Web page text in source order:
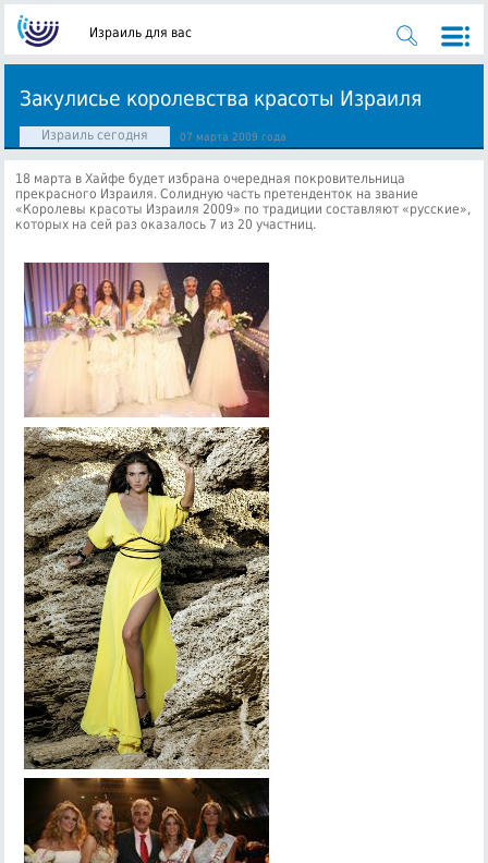
Израиль для вас
Закулисье королевства красоты Израиля
Израиль сегодня 07 марта 2009 года
18 марта в Хайфе будет избрана очередная покровительница
прекрасного Израиля. Солидную часть претенденток на звание
«Королевы красоты Израиля 2009» по традиции составляют «русские»,
которых на сей раз оказалось 7 из 20 участниц.